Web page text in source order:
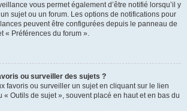
vous permet également d’être notifié lorsqu’il y
sujet ou un forum. Les options de notifications pour
peuvent être configurées depuis le panneau de
« Préférences du forum ».
ou surveiller des sujets ?
favoris ou surveiller un sujet en cliquant sur le lien
« Outils de sujet », souvent placé en haut et en bas du